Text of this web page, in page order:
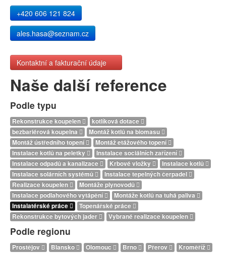
+420 606 121 824
ales.hasa@seznam.cz
Kontaktní a fakturační údaje
Naše další reference
Podle typu
Rekonstrukce koupelen
kotlíková dotace
bezbariérová koupelna
Montáž kotlů na biomasu
Montáž ústředního topení
Montáž etážového topení
Instalace kotlů na peletky
Instalace sociálních zařízení
Instalace odpadů a kanalizace
Krbové vložky
Instalace kotlů
Instalace solárních systémů
Instalace tepelných čerpadel
Realizace koupelen
Montáže plynovodů
Instalace podlahového vytápění
Montáže kotlů na tuhá paliva
Instalatérské práce
Topenářské práce
Rekonstrukce bytových jader
Vybrané realizace koupelen
Podle regionu
Prostějov Blansko Olomouc Brno Přerov Kroměříž